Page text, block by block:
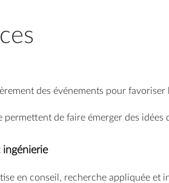
des événements pour
permettent de faire émerger des
ingénierie
en conseil, recherche appliquée